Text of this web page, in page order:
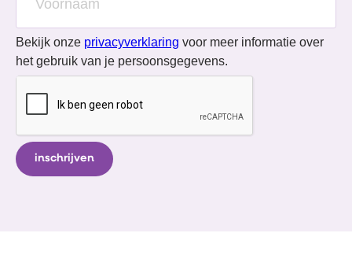
Bekijk onze privacyverklaring voor meer informatie over
het gebruik van je persoonsgegevens.